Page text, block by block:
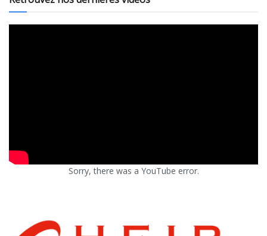
Sorry, there was a YouTube error.